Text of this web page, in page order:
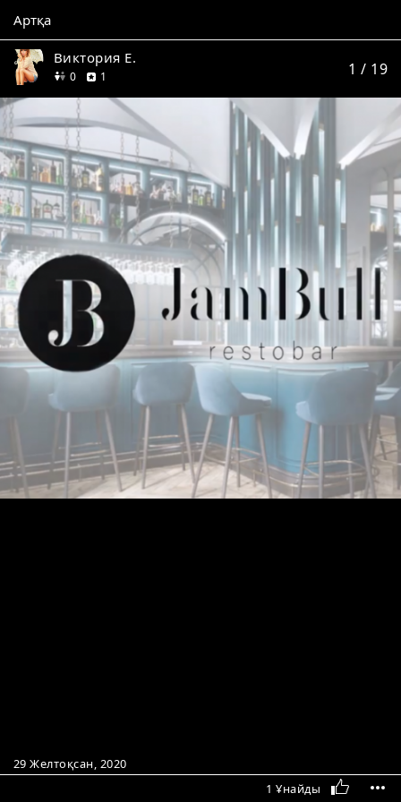
Артқа
Виктория Е.
0дос 1 1 / 19
29 Желтоқсан, 2020
1 Ұнайды